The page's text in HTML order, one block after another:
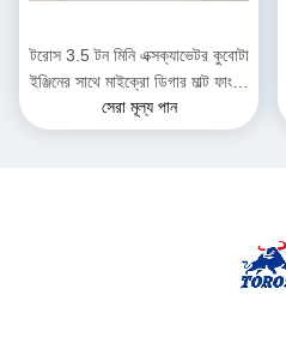
টরোস 3.5 টন মিনি এক্সক্যাভেটর কুবোটা
ইঞ্জিনের সাথে মাইক্রো ডিগার মাল্ট ফাংশন
ব্যাগার
সেরা মূল্য পান